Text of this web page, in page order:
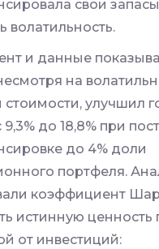
свои
волатильность.
и данные
на
улучшил
до 18,8% при
до 4% доли
портфеля.
коэффициент
истинную ценность
от инвестиций: